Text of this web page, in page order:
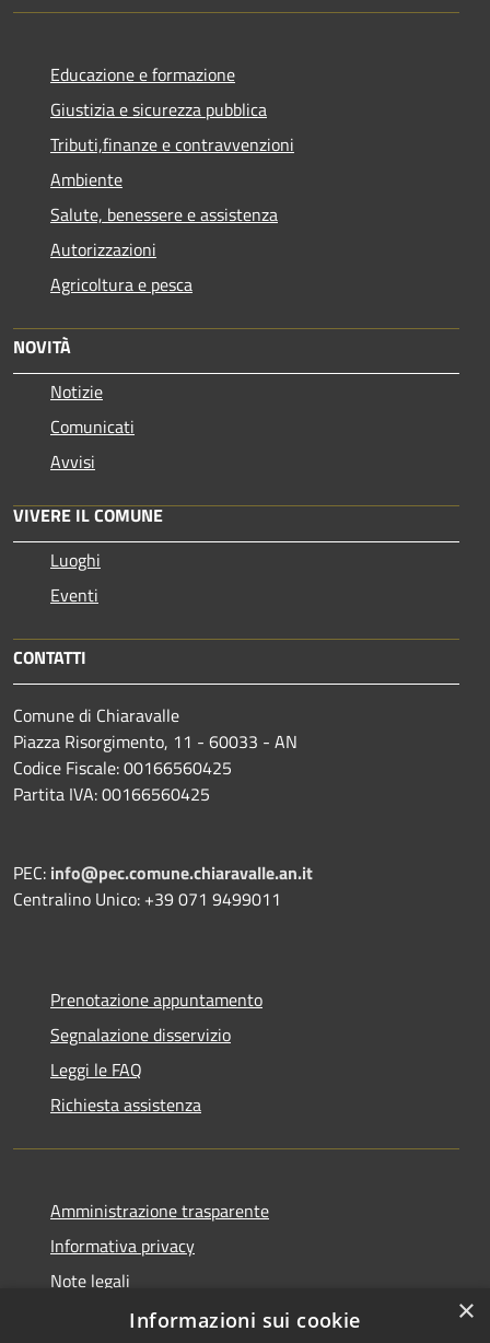
Educazione e formazione
Giustizia e sicurezza pubblica
Tributi,finanze e contravvenzioni
Ambiente
Salute, benessere e assistenza
Autorizzazioni
Agricoltura e pesca
NOVITÀ
Notizie
Comunicati
Avvisi
VIVERE IL COMUNE
Luoghi
Eventi
CONTATTI
Comune di Chiaravalle
Piazza Risorgimento, 11 - 60033 - AN
Codice Fiscale: 00166560425
Partita IVA: 00166560425
PEC: info@pec.comune.chiaravalle.an.it
Centralino Unico: +39 071 9499011
Prenotazione appuntamento
Segnalazione disservizio
Leggi le FAQ
Richiesta assistenza
Amministrazione trasparente
Informativa privacy
Note legali
Dichiarazione di accessibilità
×
Informazioni sui cookie